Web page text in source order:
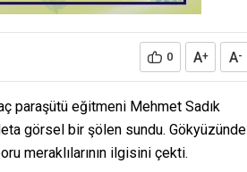
0 A+ A-
paraşütü eğitmeni Mehmet Sadık
görsel bir şölen sundu. Gökyüzünde
meraklılarının ilgisini çekti.